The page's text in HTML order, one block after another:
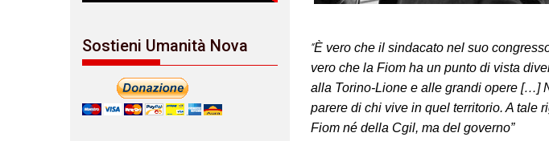
“È vero che il sindacato nel suo
vero che la Fiom ha un punto di vista
alla Torino-Lione e alle grandi opere […]
parere di chi vive in quel territorio. A tale
Fiom né della Cgil, ma del governo”
Sostieni Umanità Nova